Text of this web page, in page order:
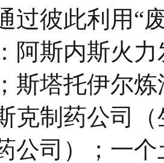
过彼此利用“
阿斯内斯火
斯塔托伊尔
克制药公司
公司）；一